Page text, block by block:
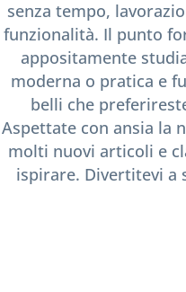
senza tempo,
funzionalità. Il punto
appositamente
moderna o pratica e
belli che
Aspettate con ansia la
molti nuovi articoli e
ispirare. Divertitevi a